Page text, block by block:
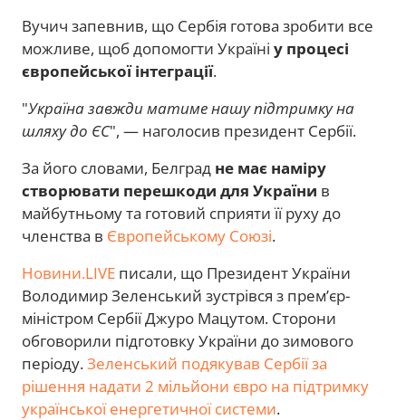
Вучич запевнив, що Сербія готова зробити все
можливе, щоб допомогти Україні у процесі
європейської інтеграції.
"Україна завжди матиме нашу підтримку на
шляху до ЄС", — наголосив президент Сербії.
За його словами, Белград не має наміру
створювати перешкоди для України в
майбутньому та готовий сприяти її руху до
членства в Європейському Союзі.
Новини.LIVE писали, що Президент України
Володимир Зеленський зустрівся з прем’єр-
міністром Сербії Джуро Мацутом. Сторони
обговорили підготовку України до зимового
періоду.Зеленський подякував Сербії за
рішення надати 2 мільйони євро на підтримку
української енергетичної системи.